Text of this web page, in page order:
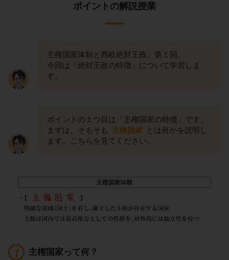
ポイントの解説授業
主権国家体制と西欧絶対王政、第１回。
今回は「絶対王政の特徴」について学習しま
す。
ポイントの１つ目は「主権国家の特徴」です。
まずは、そもそも 主権国家
とは何かを説明し
ます。こちらを見てください。
主権国家って何？